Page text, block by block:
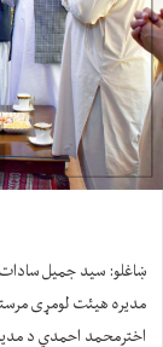
ښاغلو: سید جمیل
مدیره هیئت لومړی
اخترمحمد احمدي د